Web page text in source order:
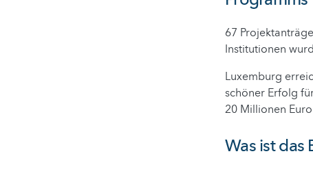
67
Institutionen
Luxemburg
schöner Erfolg
20 Millionen
Was ist das